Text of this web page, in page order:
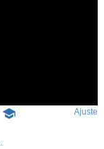
-
educativo
Ajuste